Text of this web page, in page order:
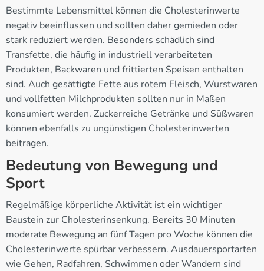
Bestimmte Lebensmittel können die Cholesterinwerte
negativ beeinflussen und sollten daher gemieden oder
stark reduziert werden. Besonders schädlich sind
Transfette, die häufig in industriell verarbeiteten
Produkten, Backwaren und frittierten Speisen enthalten
sind. Auch gesättigte Fette aus rotem Fleisch, Wurstwaren
und vollfetten Milchprodukten sollten nur in Maßen
konsumiert werden. Zuckerreiche Getränke und Süßwaren
können ebenfalls zu ungünstigen Cholesterinwerten
beitragen.
Bedeutung von Bewegung und
Sport
Regelmäßige körperliche Aktivität ist ein wichtiger
Baustein zur Cholesterinsenkung. Bereits 30 Minuten
moderate Bewegung an fünf Tagen pro Woche können die
Cholesterinwerte spürbar verbessern. Ausdauersportarten
wie Gehen, Radfahren, Schwimmen oder Wandern sind